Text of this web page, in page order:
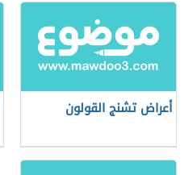
أعراض تشنج القولون